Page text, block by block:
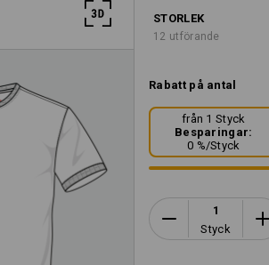
STORLEK
12 utförande
Rabatt på antal
från 1 Styck
Besparingar:
0 %/Styck
Styck